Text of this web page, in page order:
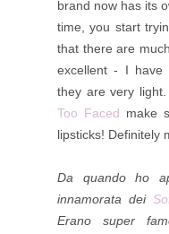
brand now has its
time, you start
that there are
excellent - I have
they are very
Too Faced make
lipsticks! Definitely
Da quando ho
innamorata dei
Erano super